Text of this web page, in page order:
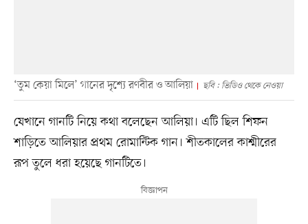
‘তুম কেয়া মিলে’ গানের দৃশ্যে রণবীর ও আলিয়া ছবি : ভিডিও থেকে নেওয়া
যেখানে গানটি নিয়ে কথা বলেছেন আলিয়া। এটি ছিল শিফন
শাড়িতে আলিয়ার প্রথম রোমান্টিক গান। শীতকালের কাশ্মীরের
রূপ তুলে ধরা হয়েছে গানটিতে।